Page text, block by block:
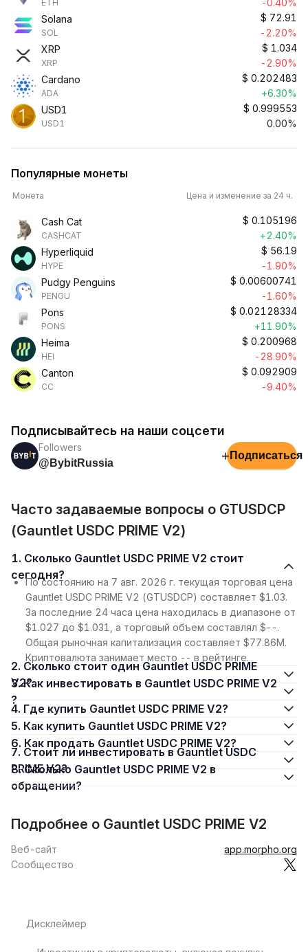
ETH
-0.40%
Solana
SOL
$ 72.91
-2.20%
XRP
XRP
$ 1.034
-2.90%
Cardano
ADA
$ 0.202483
+6.30%
USD1
USD1
$ 0.999553
0.00%
Популярные монеты
Монета Цена и изменение за 24 ч.
Cash Cat
CASHCAT
$ 0.105196
+2.40%
Hyperliquid
HYPE
$ 56.19
-1.90%
Pudgy Penguins
PENGU
$ 0.00600741
-1.60%
Pons
PONS
$ 0.02128334
+11.90%
Heima
HEI
$ 0.200968
-28.90%
Canton
CC
$ 0.092909
-9.40%
Подписывайтесь на наши соцсети
Followers
@BybitRussia
+ Подписаться
Часто задаваемые вопросы о GTUSDCP
(Gauntlet USDC PRIME V2)
1. Сколько Gauntlet USDC PRIME V2 стоит
сегодня?
По состоянию на 7 авг. 2026 г. текущая торговая цена
Gauntlet USDC PRIME V2 (GTUSDCP) составляет $1.03.
За последние 24 часа цена находилась в диапазоне от
$1.027 до $1.031, а торговый объем составлял $--.
Общая рыночная капитализация составляет $77.86M.
Криптовалюта занимает место -- в рейтинге.
2. Сколько стоит один Gauntlet USDC PRIME
V2?
3. Как инвестировать в Gauntlet USDC PRIME V2
?
4. Где купить Gauntlet USDC PRIME V2?
5. Как купить Gauntlet USDC PRIME V2?
6. Как продать Gauntlet USDC PRIME V2?
7. Стоит ли инвестировать в Gauntlet USDC
PRIME V2?
8. Сколько Gauntlet USDC PRIME V2 в
обращении?
Подробнее о Gauntlet USDC PRIME V2
Веб-сайт
app.morpho.org
Сообщество
Дисклеймер